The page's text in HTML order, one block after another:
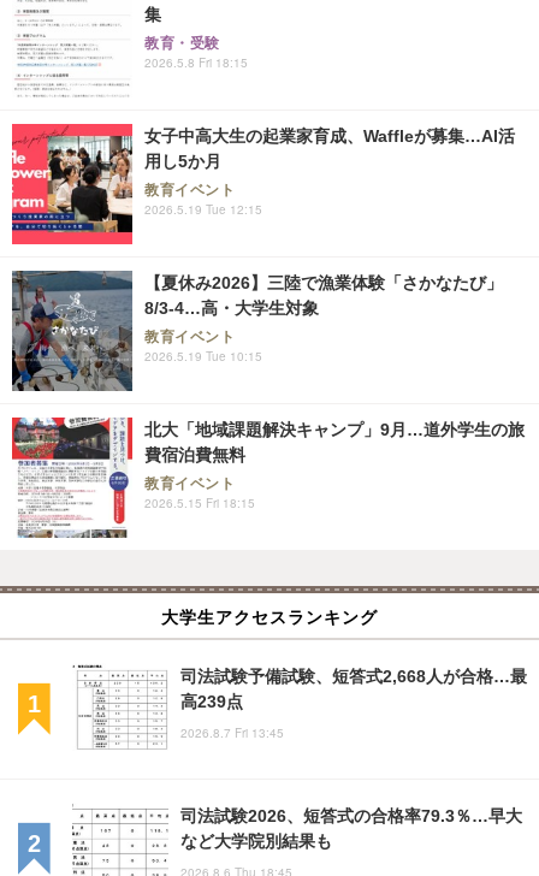
集
教育・受験
2026.5.8 Fri 18:15
女子中高大生の起業家育成、Waffleが募集…AI活
用し5か月
教育イベント
2026.5.19 Tue 12:15
【夏休み2026】三陸で漁業体験「さかなたび」
8/3-4…高・大学生対象
教育イベント
2026.5.19 Tue 10:15
北大「地域課題解決キャンプ」9月…道外学生の旅
費宿泊費無料
教育イベント
2026.5.15 Fri 18:15
大学生アクセスランキング
司法試験予備試験、短答式2,668人が合格…最
高239点
2026.8.7 Fri 13:45
司法試験2026、短答式の合格率79.3％…早大
など大学院別結果も
2026.8.6 Thu 18:45